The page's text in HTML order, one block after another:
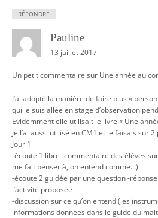
RÉPONDRE
Pauline
13 juillet 2017
Un petit commentaire sur Une année au
J’ai adopté la manière de faire plus «
qui je suis allée en stage d’observation
Evidemment elle utilisait le livre « Une
Je l’ai aussi utilisé en CM1 et je faisais sur 2
Jour 1
-écoute 1 libre -commentaire des élèves
me fait penser à, on entend comme…)
-écoute 2 guidée par une question -
l’activité proposée
-discussion sur ce qu’on entend (les
informations données dans le guide du